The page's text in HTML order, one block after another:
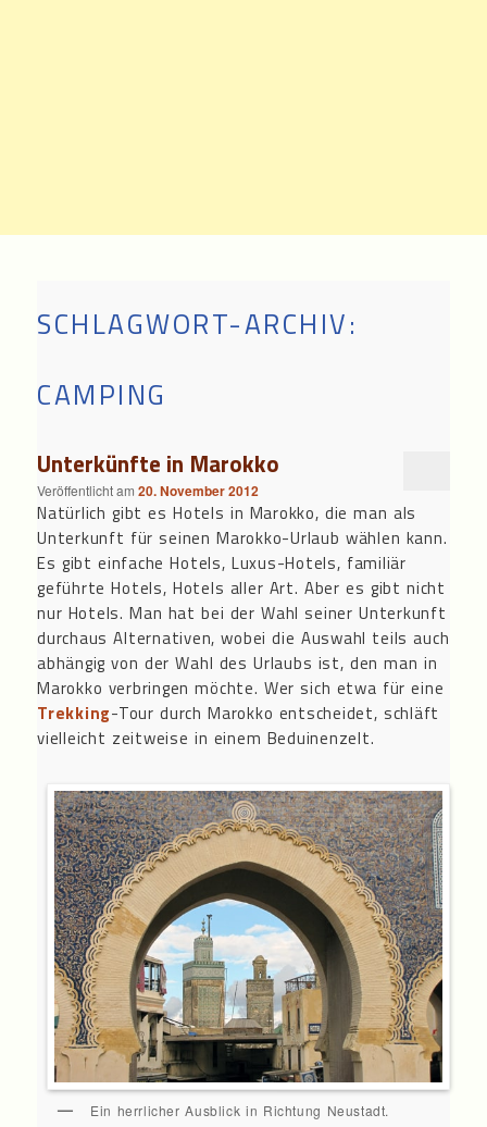
SCHLAGWORT-ARCHIV:
CAMPING
Unterkünfte in Marokko
Veröffentlicht am20. November 2012
Natürlich gibt es Hotels in Marokko, die man als
Unterkunft für seinen Marokko-Urlaub wählen kann.
Es gibt einfache Hotels, Luxus-Hotels, familiär
geführte Hotels, Hotels aller Art. Aber es gibt nicht
nur Hotels. Man hat bei der Wahl seiner Unterkunft
durchaus Alternativen, wobei die Auswahl teils auch
abhängig von der Wahl des Urlaubs ist, den man in
Marokko verbringen möchte. Wer sich etwa für eine
Trekking-Tour durch Marokko entscheidet, schläft
vielleicht zeitweise in einem Beduinenzelt.
Ein herrlicher Ausblick in Richtung Neustadt.